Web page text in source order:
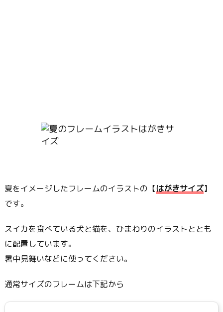
夏をイメージしたフレームのイラストの【はがきサイズ】
です。
スイカを食べている犬と猫を、ひまわりのイラストととも
に配置しています。
暑中見舞いなどに使ってください。
通常サイズのフレームは下記から